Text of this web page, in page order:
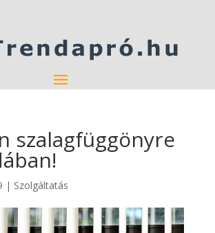
szalagfüggönyre
| Szolgáltatás